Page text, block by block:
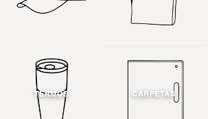
TERMOS CARPETAS